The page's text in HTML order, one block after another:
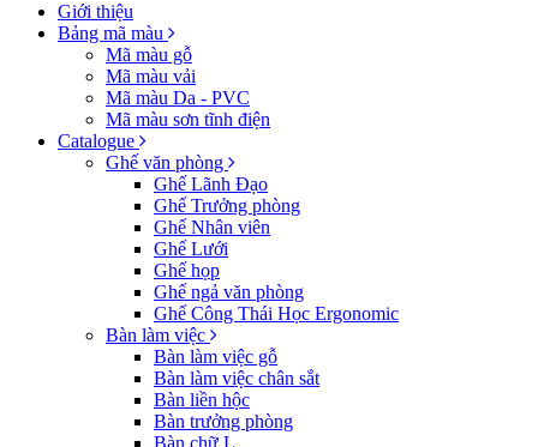
Giới thiệu
Bảng mã màu
Mã màu gỗ
Mã màu vải
Mã màu Da - PVC
Mã màu sơn tĩnh điện
Catalogue
Ghế văn phòng
Ghế Lãnh Đạo
Ghế Trưởng phòng
Ghế Nhân viên
Ghế Lưới
Ghế họp
Ghế ngả văn phòng
Ghế Công Thái Học Ergonomic
Bàn làm việc
Bàn làm việc gỗ
Bàn làm việc chân sắt
Bàn liền hộc
Bàn trưởng phòng
Bàn chữ L